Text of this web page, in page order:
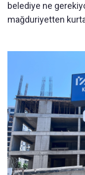
belediye ne
mağduriyetten